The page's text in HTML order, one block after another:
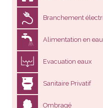
Branchement
Alimentation en eau
Evacuation eaux
Sanitaire Privatif
Ombragé